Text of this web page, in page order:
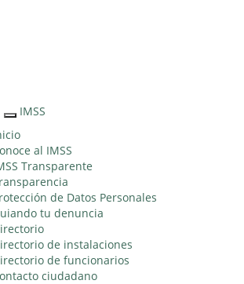
Interruptor
de
Navegación
IMSS
al IMSS
Transparente
de Datos Personales
tu denuncia
de instalaciones
de funcionarios
ciudadano